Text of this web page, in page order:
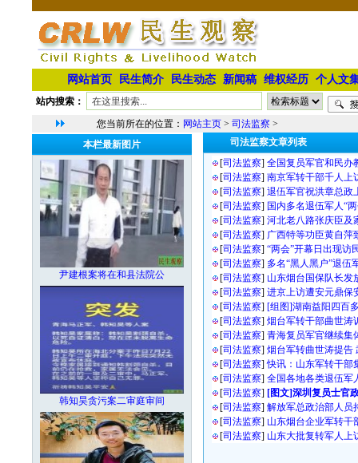
网站首页 民生简介 民生动态 新闻稿 维权经历 个人文
站内搜索：
您当前所在的位置： 网站主页 > 司法监察 >
本栏最新图片
尹建根案将在和县法院公
韩知昊贪污案二审庭审间
司法监察文章列表
[司法监察] 全国复员军官和民办
[司法监察] 南京军转干部千人上
[司法监察] 退伍军官祝洪章总政
[司法监察] 国内多名退伍军人“
[司法监察] 河北老八路张庆臣及
[司法监察] 广西特等功臣黄自萍
[司法监察] “两会”开幕日出现访
[司法监察] 多名“黑人黑户”退伍
[司法监察] 山东烟台国保队长发
[司法监察] 进京上访遭安元鼎保
[司法监察] [组图]湖南益阳四百
[司法监察] 烟台军转干部曲世涛
[司法监察] 青海复员军官继续集
[司法监察] 烟台军转曲世涛提告
[司法监察]快讯：山东军转干部
[司法监察] 全国各地各类退伍军
[司法监察] [图文]深圳复员士官
[司法监察] 解放军总政治部人员
[司法监察] 山东烟台企业军转干
[司法监察] 山东大批复转军人上